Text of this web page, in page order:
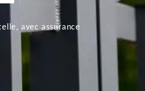
avec assurance